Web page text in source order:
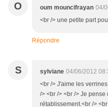
O oum mouncifrayan 04/
<br /> une petite part
Répondre
S sylviane 04/06/2012
<br /> J'aime les
/> <br /> <br /> Je
rétablissement.<br />